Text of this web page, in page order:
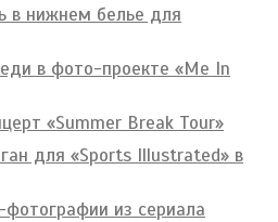
в нижнем белье для
в фото-проекте «Me In
«Summer Break Tour»
для «Sports Illustrated» в
из сериала